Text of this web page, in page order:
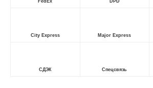
FedEx DPD
City Express Major Express
СДЭК Спецсвязь